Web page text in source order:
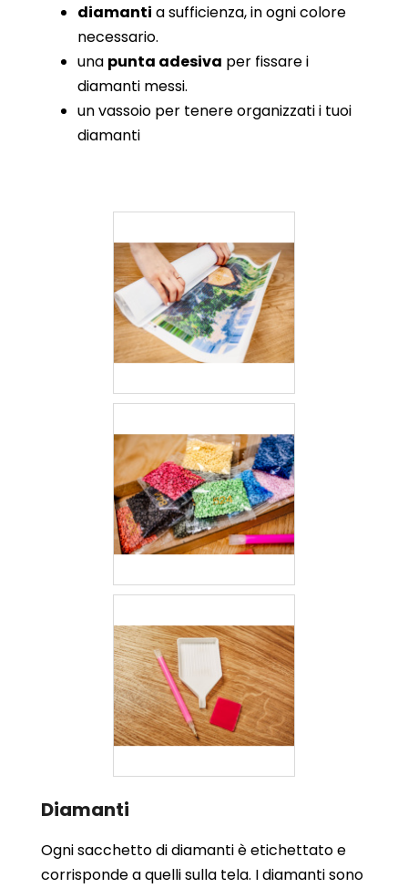
diamanti a sufficienza, in ogni colore
necessario.
una punta adesiva per fissare i
diamanti messi.
un vassoio per tenere organizzati i tuoi
diamanti
Diamanti
Ogni sacchetto di diamanti è etichettato e
corrisponde a quelli sulla tela. I diamanti sono